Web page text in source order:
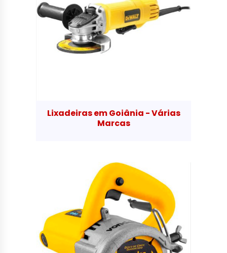
Lixadeiras em Goiânia - Várias
Marcas